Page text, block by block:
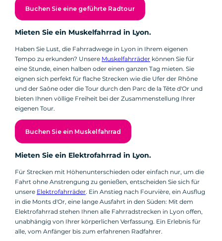
Buchen Sie eine geführte Radtour
Mieten Sie ein Muskelfahrrad in Lyon.
Haben Sie Lust, die Fahrradwege in Lyon in Ihrem eigenen
Tempo zu erkunden? Unsere Muskelfahrräder können Sie für
eine Stunde, einen halben oder einen ganzen Tag mieten. Sie
eignen sich perfekt für flache Strecken wie die Ufer der Rhône
und der Saône oder die Tour durch den Parc de la Tête d'Or und
bieten Ihnen völlige Freiheit bei der Zusammenstellung Ihrer
eigenen Tour.
Buchen Sie ein Muskelfahrrad
Mieten Sie ein Elektrofahrrad in Lyon.
Für Strecken mit Höhenunterschieden oder einfach nur, um die
Fahrt ohne Anstrengung zu genießen, entscheiden Sie sich für
unsere Elektrofahrräder. Ein Anstieg nach Fourvière, ein Ausflug
in die Monts d'Or, eine lange Ausfahrt in den Süden: Mit dem
Elektrofahrrad stehen Ihnen alle Fahrradstrecken in Lyon offen,
unabhängig von Ihrer körperlichen Verfassung. Ein Erlebnis für
alle, vom Anfänger bis zum erfahrenen Radfahrer.